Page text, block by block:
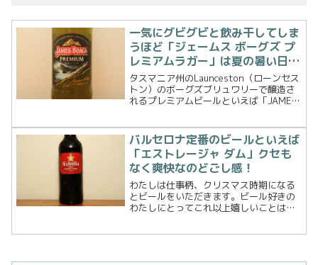
一気にグビグビと飲み干してしま
うほど「ジェームス ボーグズ プ
レミアムラガー」は夏の暑い日に
オススメのビール！
タスマニア州のLaunceston（ローンセス
トン）のボーグズブリュワリーで醸造さ
れるプレミアムビールといえば「JAMES
BOAG'S（ジェー...
バルセロナ定番のビールといえば
「エストレージャ ダム」クセも
なく爽快なのどごし感！
わたしは仕事柄、クリスマス時期になる
とビールをいただきます。ビール好きの
わたしにとってこれ以上嬉しいことはあ